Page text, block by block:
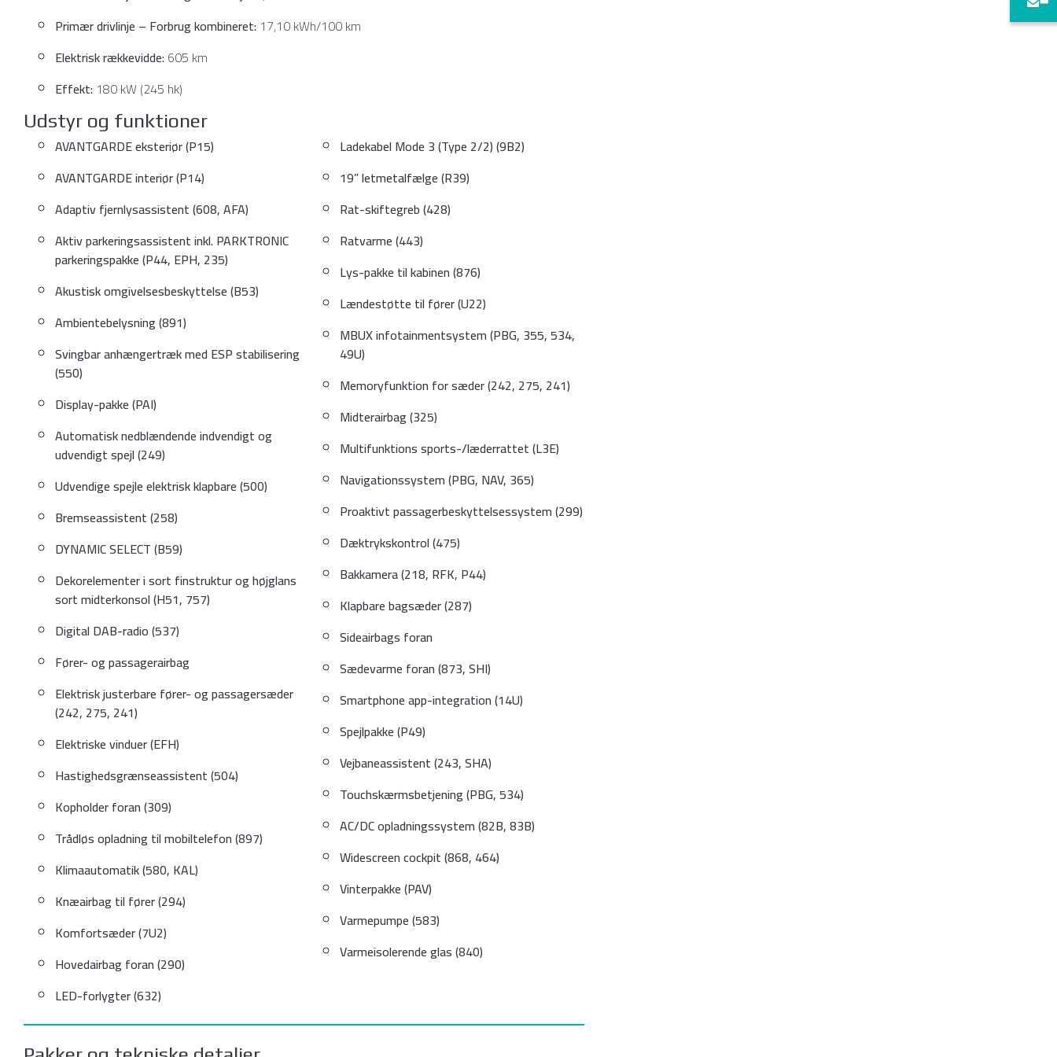
Primær drivlinje – Forbrug kombineret: 17,10 kWh/100 km
Elektrisk rækkevidde: 605 km
Effekt: 180 kW (245 hk)
Udstyr og funktioner
AVANTGARDE eksteriør (P15)
AVANTGARDE interiør (P14)
Adaptiv fjernlysassistent (608, AFA)
Aktiv parkeringsassistent inkl. PARKTRONIC
parkeringspakke (P44, EPH, 235)
Akustisk omgivelsesbeskyttelse (B53)
Ambientebelysning (891)
Svingbar anhængertræk med ESP stabilisering
(550)
Display-pakke (PAI)
Automatisk nedblændende indvendigt og
udvendigt spejl (249)
Udvendige spejle elektrisk klapbare (500)
Bremseassistent (258)
DYNAMIC SELECT (B59)
Dekorelementer i sort finstruktur og højglans
sort midterkonsol (H51, 757)
Digital DAB-radio (537)
Fører- og passagerairbag
Elektrisk justerbare fører- og passagersæder
(242, 275, 241)
Elektriske vinduer (EFH)
Hastighedsgrænseassistent (504)
Kopholder foran (309)
Trådløs opladning til mobiltelefon (897)
Klimaautomatik (580, KAL)
Knæairbag til fører (294)
Komfortsæder (7U2)
Hovedairbag foran (290)
LED-forlygter (632)
Ladekabel Mode 3 (Type 2/2) (9B2)
19” letmetalfælge (R39)
Rat-skiftegreb (428)
Ratvarme (443)
Lys-pakke til kabinen (876)
Lændestøtte til fører (U22)
MBUX infotainmentsystem (PBG, 355, 534,
49U)
Memoryfunktion for sæder (242, 275, 241)
Midterairbag (325)
Multifunktions sports-/læderrattet (L3E)
Navigationssystem (PBG, NAV, 365)
Proaktivt passagerbeskyttelsessystem (299)
Dæktrykskontrol (475)
Bakkamera (218, RFK, P44)
Klapbare bagsæder (287)
Sideairbags foran
Sædevarme foran (873, SHI)
Smartphone app-integration (14U)
Spejlpakke (P49)
Vejbaneassistent (243, SHA)
Touchskærmsbetjening (PBG, 534)
AC/DC opladningssystem (82B, 83B)
Widescreen cockpit (868, 464)
Vinterpakke (PAV)
Varmepumpe (583)
Varmeisolerende glas (840)